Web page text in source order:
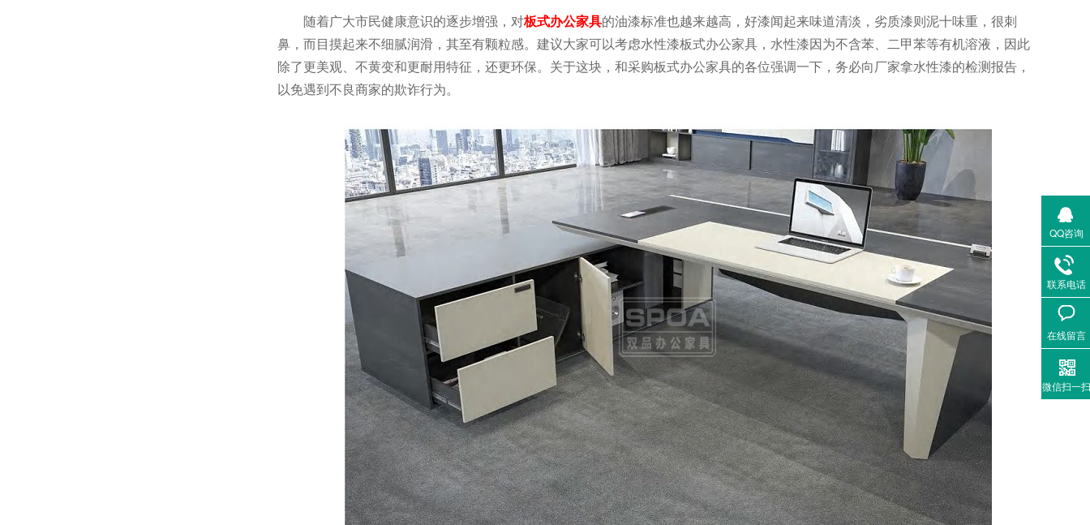
随着广大市民健康意识的逐步增强，对板式办公家具的油漆标准也越来越高，好漆闻起来味道清淡，劣质漆则泥十味重，很刺
鼻，而目摸起来不细腻润滑，其至有颗粒感。建议大家可以考虑水性漆板式办公家具，水性漆因为不含苯、二甲苯等有机溶液，因此
除了更美观、不黄变和更耐用特征，还更环保。关于这块，和采购板式办公家具的各位强调一下，务必向厂家拿水性漆的检测报告，
以免遇到不良商家的欺诈行为。
QQ咨询
联系电话
在线留言
微信扫一扫